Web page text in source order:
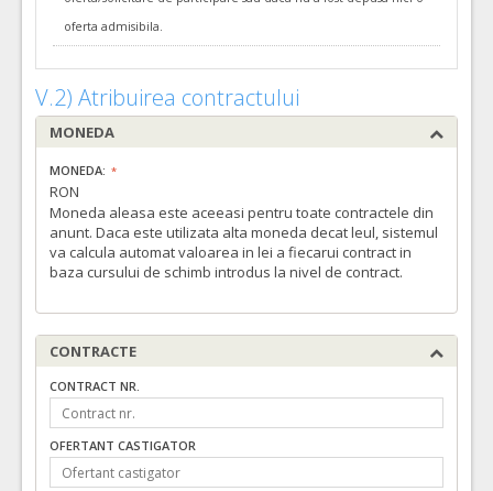
oferta admisibila.
și reparații tâmplărie, organizare de șantier,
semnalistică firme, Oradea, Str. Libertății nr. 2-4”
Data anularii:
Motivul anularii:
1. Lot 1 „Reabilitare fațade la imobilul situat in
Ansamblul Urban Centrul Istoric Oradea, str. Bradului,
nr.27”
Data anularii:
V.2) Atribuirea contractului
MONEDA
MONEDA:
RON
Moneda aleasa este aceeasi pentru toate contractele din
anunt. Daca este utilizata alta moneda decat leul, sistemul
va calcula automat valoarea in lei a fiecarui contract in
baza cursului de schimb introdus la nivel de contract.
CONTRACTE
CONTRACT NR.
OFERTANT CASTIGATOR